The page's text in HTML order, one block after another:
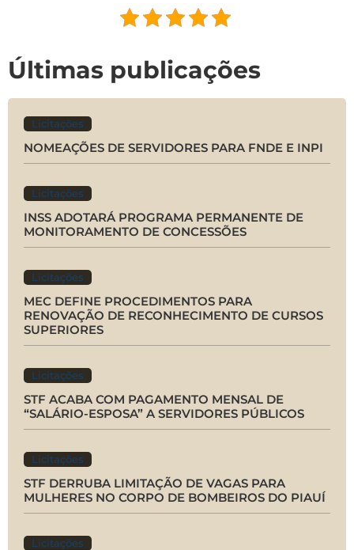
Últimas publicações
Licitações
NOMEAÇÕES DE SERVIDORES PARA FNDE E INPI
Licitações
INSS ADOTARÁ PROGRAMA PERMANENTE DE
MONITORAMENTO DE CONCESSÕES
Licitações
MEC DEFINE PROCEDIMENTOS PARA
RENOVAÇÃO DE RECONHECIMENTO DE CURSOS
SUPERIORES
Licitações
STF ACABA COM PAGAMENTO MENSAL DE
“SALÁRIO-ESPOSA” A SERVIDORES PÚBLICOS
Licitações
STF DERRUBA LIMITAÇÃO DE VAGAS PARA
MULHERES NO CORPO DE BOMBEIROS DO PIAUÍ
Licitações